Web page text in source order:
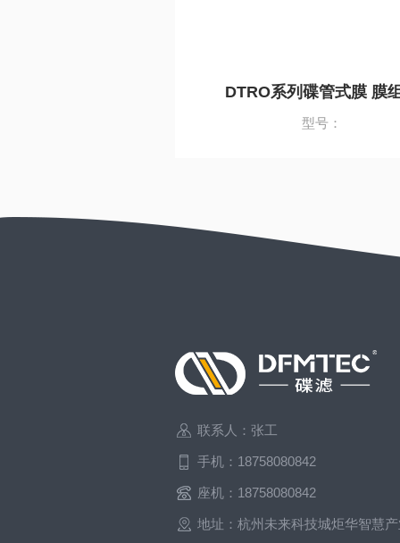
DTRO系列碟管式膜 膜
型号：
联系人：张工
手机：18758080842
座机：18758080842
地址：杭州未来科技城炬华智慧